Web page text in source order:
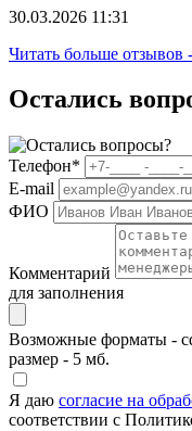
30.03.2026 11:31
Читать больше отзывов
Остались
Телефон*
E-mail
ФИО
Комментарий
для заполнения
Возможные форматы -
размер - 5 мб.
Я даю согласие на
соответствии с